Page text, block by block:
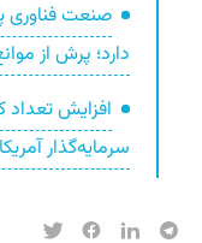
صنعت
دارد؛ پرش از
افزایش تعداد
سرمایه‌گذار